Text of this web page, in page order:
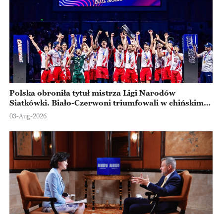
Polska obroniła tytuł mistrza Ligi Narodów
Siatkówki. Biało-Czerwoni triumfowali w chińskim
Ningbo
03-Aug-2026